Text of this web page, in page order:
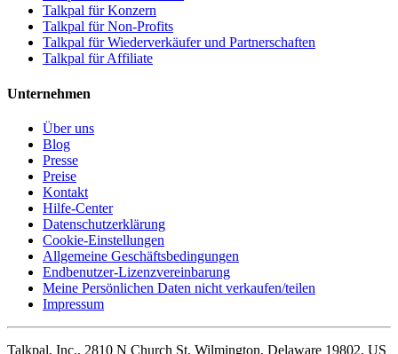
Talkpal für Konzern
Talkpal für Non-Profits
Talkpal für Wiederverkäufer und Partnerschaften
Talkpal für Affiliate
Unternehmen
Über uns
Blog
Presse
Preise
Kontakt
Hilfe-Center
Datenschutzerklärung
Cookie-Einstellungen
Allgemeine Geschäftsbedingungen
Endbenutzer-Lizenzvereinbarung
Meine Persönlichen Daten nicht verkaufen/teilen
Impressum
Talkpal, Inc., 2810 N Church St, Wilmington, Delaware 19802, US